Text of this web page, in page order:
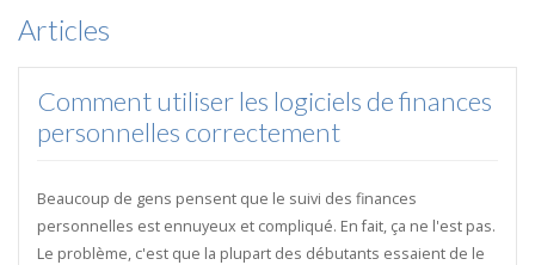
Articles
Comment utiliser les logiciels de finances
personnelles correctement
Beaucoup de gens pensent que le suivi des finances
personnelles est ennuyeux et compliqué. En fait, ça ne l'est pas.
Le problème, c'est que la plupart des débutants essaient de le